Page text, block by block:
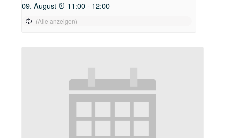
09. August ⏰ 11:00 - 12:00